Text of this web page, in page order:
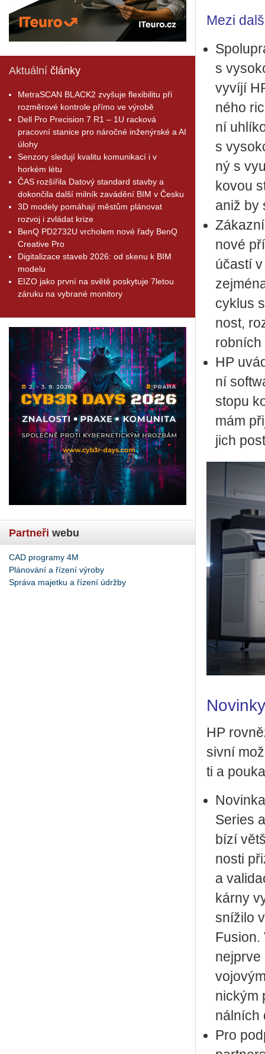
Aktuální články
MetraSCAN BLACK2 zvyšuje flexibilitu při
rozměrové kontrole přímo ve výrobě
Dell Pro Precision 7 R1 – 1U racková
pracovní stanice pro náročné inženýrské a AI
úlohy
Senzory sledují kvalitu komunikací i v
horkém létu
ČAS rozšířila Datový standard stavby a
dokončila další milník zavádění BIM v Česku
3D modely pomáhají městům plánovat
rozvoj i zvládat krize
BenQ PD2732U vrcholem nové řady BenQ
Creative Pro
Digitalizace staveb 2026: od skenu k BIM
modelu
EIZO jako první na světě poskytuje 7letou
záruku na vybrané monitory
Partneři webu
CAD programy 4M
Plánování a řízení výroby
Správa majetku a řízení údržby
Mezi
s
vy­ví­jí
né­ho
ní
s
ný s
ko­vou
aniž by
nové
účas­tí
cyk­lus
nost,
rob­ních
HP
ní
stopu
mám
jich
HP
siv­ní
ti a
Se­ries
bí­zí
nos­ti
a
kár­ny
sní­ži­lo
nej­pr­ve
nic­kým
nál­ních
Pro